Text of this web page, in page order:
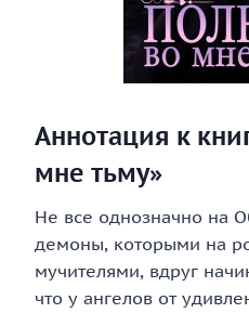
Аннотация к
мне тьму»
Не все однозначно на
демоны, которыми на
мучителями, вдруг
что у ангелов от